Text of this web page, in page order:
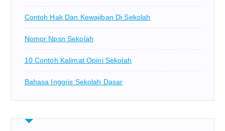
Contoh Hak Dan Kewajiban Di Sekolah
Nomor Npsn Sekolah
10 Contoh Kalimat Opini Sekolah
Bahasa Inggris Sekolah Dasar